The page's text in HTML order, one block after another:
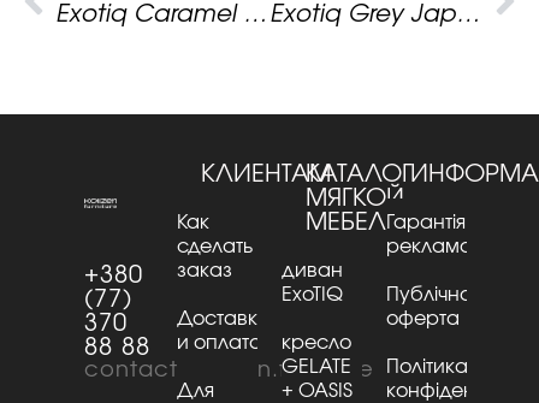
Exotiq Caramel Vertigo: бежевый диван для теплой современной гостиной. Exotiq Grey Japan fog: серый диван в стиле сдержанного минимализма
+380
(77)
370
88 88
contact@kaizen.furniture
КЛИЕНТАМ
Как
сделать
заказ
Доставка
и оплата
Для
КАТАЛОГ
МЯГКОЙ
МЕБЕЛИ
диван
ExoTIQ
кресло
GELATE
+ OASIS
Гарантія та
рекламації
Публічна
оферта
Політика